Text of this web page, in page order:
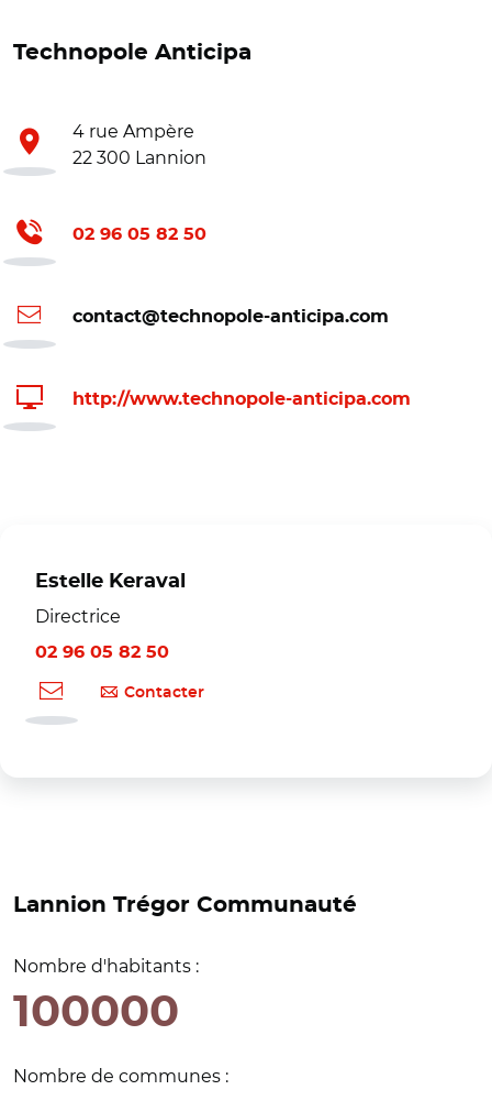
Technopole Anticipa
4 rue Ampère
22 300 Lannion
02 96 05 82 50
contact@technopole-anticipa.com
http://www.technopole-anticipa.com
Estelle Keraval
Directrice
02 96 05 82 50
Contacter
Lannion Trégor Communauté
Nombre d'habitants :
100000
Nombre de communes :